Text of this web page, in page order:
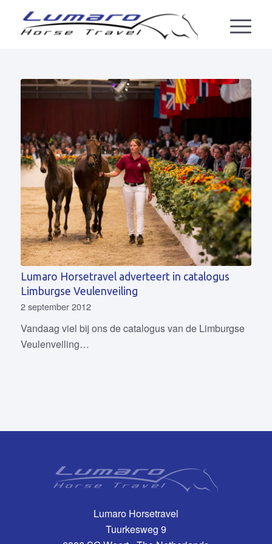
Lumaro Horsetravel adverteert in catalogus
Limburgse Veulenveiling
2 september 2012
Vandaag viel bij ons de catalogus van de Limburgse
Veulenveiling…
Lumaro Horsetravel
Tuurkesweg 9